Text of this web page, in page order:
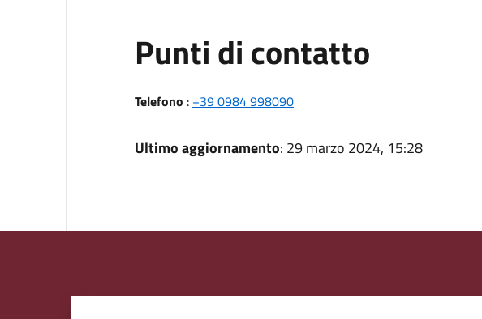
Punti di contatto
Telefono : +39 0984 998090
Ultimo aggiornamento: 29 marzo 2024, 15:28